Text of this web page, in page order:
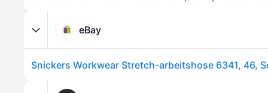
eBay
Snickers Workwear Stretch-arbeitshose 6341, 46,